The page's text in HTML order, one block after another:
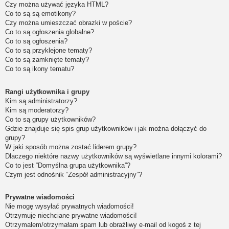
Czy można używać języka HTML?
Co to są są emotikony?
Czy można umieszczać obrazki w poście?
Co to są ogłoszenia globalne?
Co to są ogłoszenia?
Co to są przyklejone tematy?
Co to są zamknięte tematy?
Co to są ikony tematu?
Rangi użytkownika i grupy
Kim są administratorzy?
Kim są moderatorzy?
Co to są grupy użytkowników?
Gdzie znajduje się spis grup użytkowników i jak można dołączyć do
grupy?
W jaki sposób można zostać liderem grupy?
Dlaczego niektóre nazwy użytkowników są wyświetlane innymi kolorami?
Co to jest “Domyślna grupa użytkownika”?
Czym jest odnośnik “Zespół administracyjny”?
Prywatne wiadomości
Nie mogę wysyłać prywatnych wiadomości!
Otrzymuję niechciane prywatne wiadomości!
Otrzymałem/otrzymałam spam lub obraźliwy e-mail od kogoś z tej